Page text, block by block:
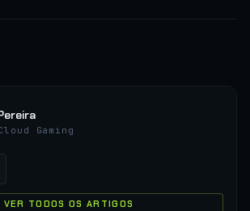
Gaming
VER TODOS OS ARTIGOS